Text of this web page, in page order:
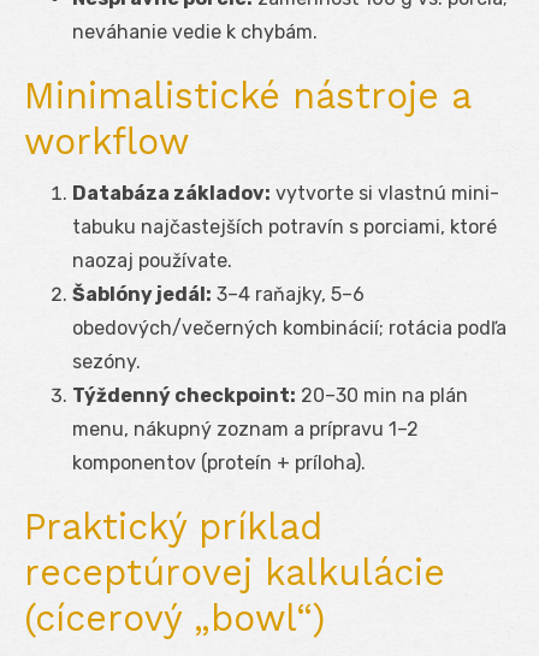
neváhanie vedie k chybám.
Minimalistické nástroje a
workflow
Databáza základov: vytvorte si vlastnú mini-
tabuku najčastejších potravín s porciami, ktoré
naozaj používate.
Šablóny jedál: 3–4 raňajky, 5–6
obedových/večerných kombinácií; rotácia podľa
sezóny.
Týždenný checkpoint: 20–30 min na plán
menu, nákupný zoznam a prípravu 1–2
komponentov (proteín + príloha).
Praktický príklad
receptúrovej kalkulácie
(cícerový „bowl“)